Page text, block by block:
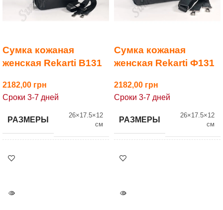
Сумка кожаная
женская Rekarti В131
2182,00
Сроки 3-7 дней
РАЗМЕРЫ
26×17.5×12
см
БРЕНД
Сумка кожаная
женская Rekarti Ф131
2182,00
Сроки 3-7 дней
РАЗМЕРЫ
26×17.5×12
см
БРЕНД